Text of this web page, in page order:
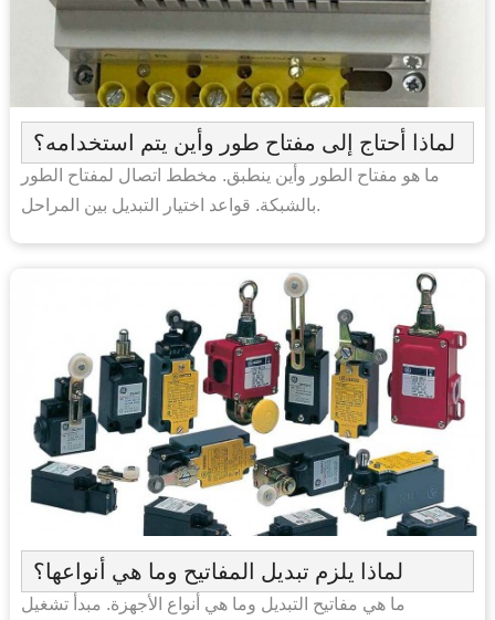
لماذا أحتاج إلى مفتاح طور وأين يتم استخدامه؟
ما هو مفتاح الطور وأين ينطبق. مخطط اتصال لمفتاح الطور
بالشبكة. قواعد اختيار التبديل بين المراحل.
لماذا يلزم تبديل المفاتيح وما هي أنواعها؟
ما هي مفاتيح التبديل وما هي أنواع الأجهزة. مبدأ تشغيل